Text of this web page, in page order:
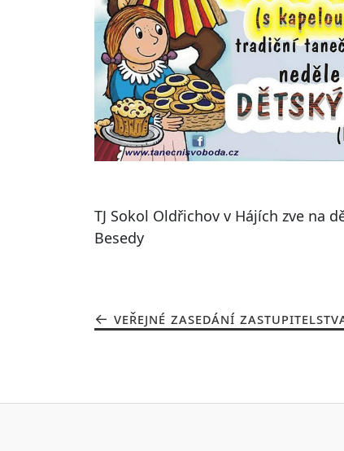
TJ Sokol Oldřichov v Hájích zve na
Besedy
VEŘEJNÉ ZASEDÁNÍ